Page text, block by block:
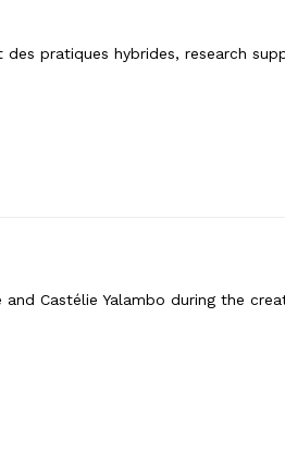
pratiques hybrides, research
Castélie Yalambo during the